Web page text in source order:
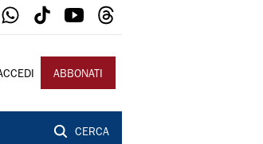
ABBONATI
CERCA